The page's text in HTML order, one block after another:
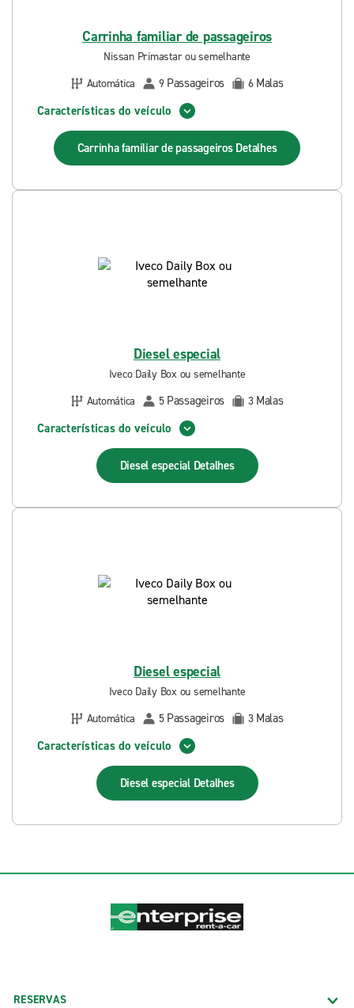
Carrinha familiar de passageiros
Nissan Primastar ou semelhante
Automática
9 Passageiros 6 Malas
Características do veículo
Carrinha familiar de passageiros Detalhes
Diesel especial
Iveco Daily Box ou semelhante
Automática
5 Passageiros 3 Malas
Características do veículo
Diesel especial Detalhes
Diesel especial
Iveco Daily Box ou semelhante
Automática
5 Passageiros 3 Malas
Características do veículo
Diesel especial Detalhes
RESERVAS